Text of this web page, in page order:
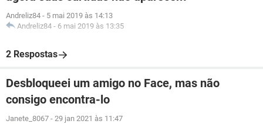
Andreliz84 - 5 mai 2019 às 14:13
Andreliz84 - 6 mai 2019 às 13:35
2 Respostas
Desbloqueei um amigo no Face, mas não
consigo encontra-lo
Janete_8067 - 29 jan 2021 às 11:47